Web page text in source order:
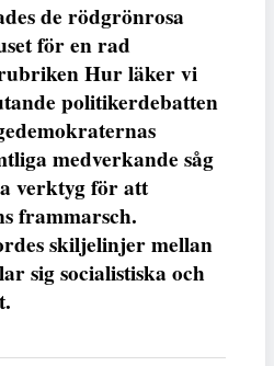
de rödgrönrosa
för en rad
Hur läker vi
politikerdebatten
medverkande såg
verktyg för att
frammarsch.
skiljelinjer mellan
sig socialistiska och